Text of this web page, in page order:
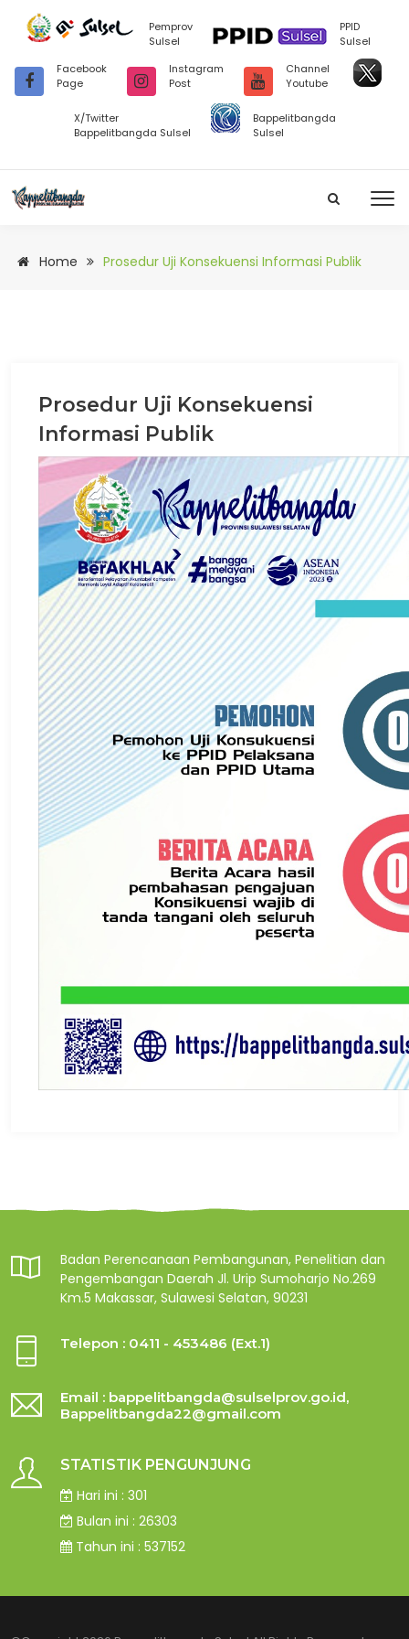
Pemprov
Sulsel
PPID
Sulsel
Facebook
Page
Instagram
Post
Channel
Youtube
X/Twitter
Bappelitbangda Sulsel
Bappelitbangda
Sulsel
Home Prosedur Uji Konsekuensi Informasi Publik
Prosedur Uji Konsekuensi
Informasi Publik
Badan Perencanaan Pembangunan, Penelitian dan
Pengembangan Daerah Jl. Urip Sumoharjo No.269
Km.5 Makassar, Sulawesi Selatan, 90231
Telepon : 0411 - 453486 (Ext.1)
Email : bappelitbangda@sulselprov.go.id,
Bappelitbangda22@gmail.com
STATISTIK PENGUNJUNG
Hari ini : 301
Bulan ini : 26303
Tahun ini : 537152